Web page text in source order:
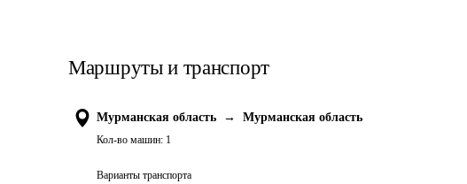
Маршруты и транспорт
Мурманская область → Мурманская область
Кол-во машин: 1
Варианты транспорта